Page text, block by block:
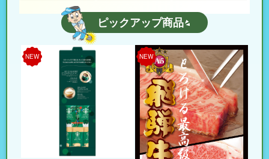
ピックアップ商品
NEW NEW